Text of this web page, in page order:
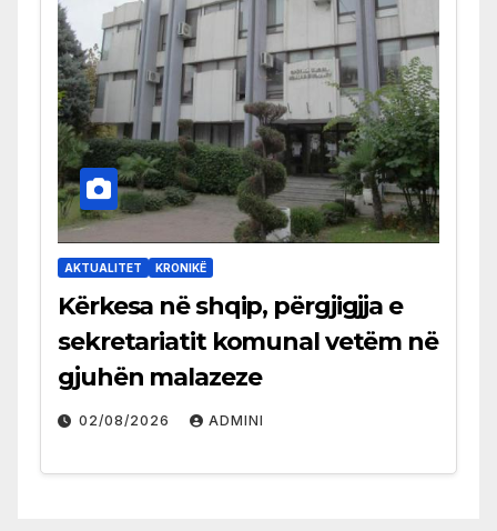
AKTUALITET KRONIKË
Kërkesa në shqip, përgjigjja e
sekretariatit komunal vetëm në
gjuhën malazeze
02/08/2026 ADMINI